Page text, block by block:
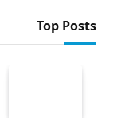
Top Posts